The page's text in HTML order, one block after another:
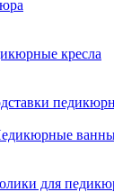
кресла
для